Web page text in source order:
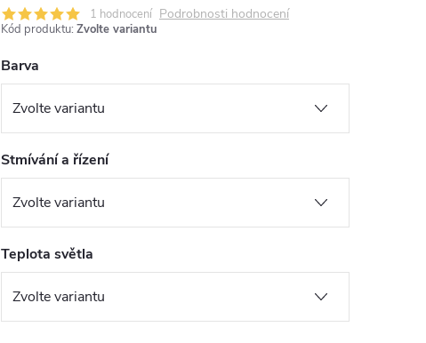
1 hodnocení Podrobnosti hodnocení
Kód produktu: Zvolte variantu
Barva
Stmívání a řízení
Teplota světla